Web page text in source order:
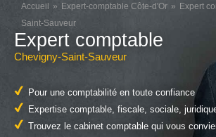
Accueil Expert-comptable Côte-d'Or
Expert
Saint-Sauveur
Expert comptable
Chevigny-Saint-Sauveur
Pour une comptabilité en toute confiance
Expertise comptable, fiscale, sociale,
Trouvez le cabinet comptable qui vous